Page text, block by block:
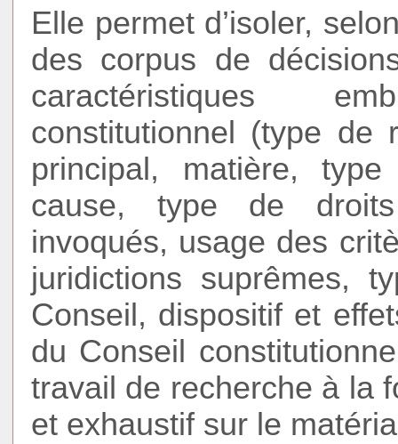
Elle permet d’isoler,
des corpus de
caractéristiques
constitutionnel (type de
principal, matière,
cause, type de
invoqués, usage des
juridictions suprêmes,
Conseil, dispositif et
du Conseil
travail de recherche à la
et exhaustif sur le